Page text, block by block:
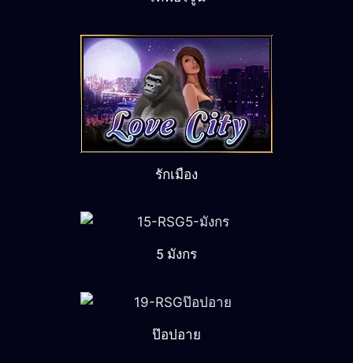
รักเมือง
5 มังกร
ป๊อปอาย